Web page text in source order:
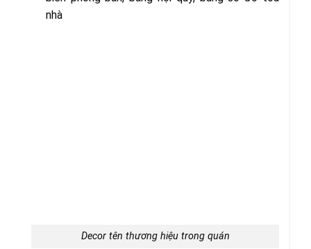
nhà
Decor tên thương hiệu trong quán